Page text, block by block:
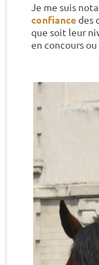
Je me suis
confiancedes
que soit leur
en concours ou